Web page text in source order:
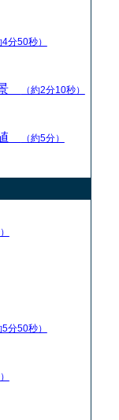
4分50秒）
（約2分10秒）
（約5分）
5分50秒）